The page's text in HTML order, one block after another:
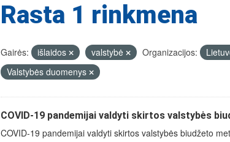
Rasta 1 rinkmena
Gairės: išlaidos valstybė Organizacijos:
Valstybės duomenys
COVID-19 pandemijai valdyti skirtos valstybės
COVID-19 pandemijai valdyti skirtos valstybės biudžeto